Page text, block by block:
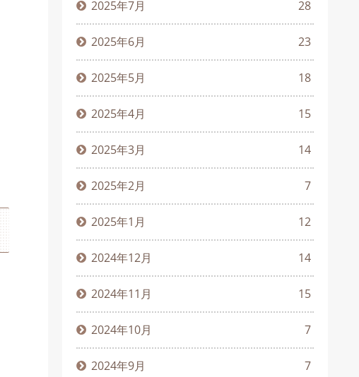
2025年7月 28
2025年6月 23
2025年5月 18
2025年4月 15
2025年3月 14
2025年2月 7
2025年1月 12
2024年12月 14
2024年11月 15
2024年10月 7
2024年9月 7